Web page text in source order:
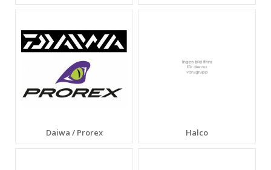
Daiwa / Prorex Halco